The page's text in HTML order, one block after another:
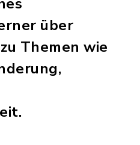
über
Themen wie